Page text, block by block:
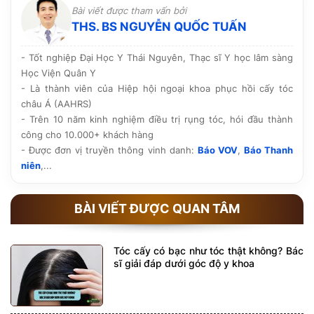
tiến. Ngoài ra, hãy tham khảo hình ảnh thực tế, phản
hồi của khách hàng và chính sách bảo hành, chăm sóc
Bài viết được tham vấn bởi
THS. BS NGUYỄN QUỐC TUẤN
- Tốt nghiệp Đại Học Y Thái Nguyên, Thạc sĩ Y học lâm sàng
Học Viện Quân Y
- Là thành viên của Hiệp hội ngoại khoa phục hồi cấy tóc
châu Á (AAHRS)
- Trên 10 năm kinh nghiệm điều trị rụng tóc, hói đầu thành
công cho 10.000+ khách hàng
- Được đơn vị truyền thông vinh danh: Báo VOV, Báo Thanh
niên,...
BÀI VIẾT ĐƯỢC QUAN TÂM
Tóc cấy có bạc như tóc thật không? Bác
sĩ giải đáp dưới góc độ y khoa